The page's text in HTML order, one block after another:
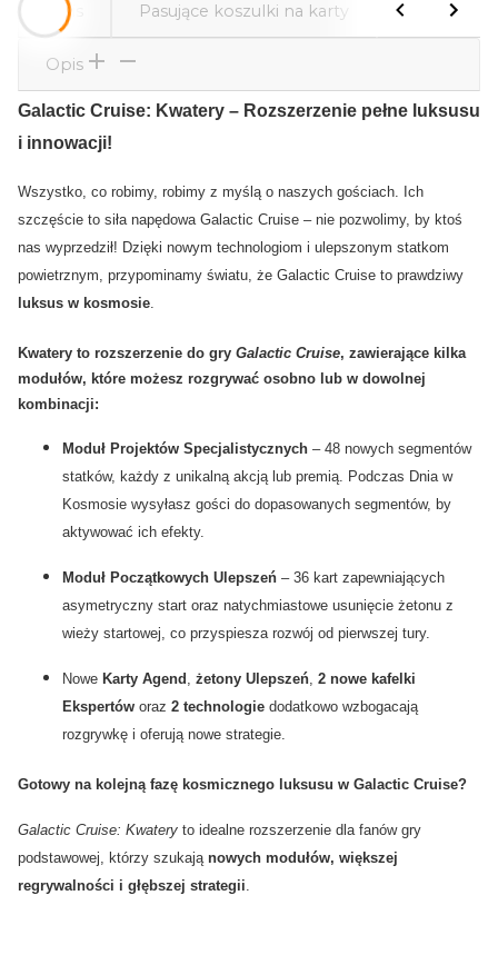
Opis Pasujące koszulki na karty
Opis
Galactic Cruise: Kwatery – Rozszerzenie pełne luksusu
i innowacji!
Wszystko, co robimy, robimy z myślą o naszych gościach. Ich
szczęście to siła napędowa Galactic Cruise – nie pozwolimy, by ktoś
nas wyprzedził! Dzięki nowym technologiom i ulepszonym statkom
powietrznym, przypominamy światu, że Galactic Cruise to prawdziwy
luksus w kosmosie
Kwatery to rozszerzenie do gry Galactic Cruise, zawierające kilka
modułów, które możesz rozgrywać osobno lub w dowolnej
kombinacji:
Moduł Projektów Specjalistycznych – 48 nowych segmentów
statków, każdy z unikalną akcją lub premią. Podczas Dnia w
Kosmosie wysyłasz gości do dopasowanych segmentów, by
aktywować ich efekty.
Moduł Początkowych Ulepszeń – 36 kart zapewniających
asymetryczny start oraz natychmiastowe usunięcie żetonu z
wieży startowej, co przyspiesza rozwój od pierwszej tury.
Nowe Karty Agend , żetony Ulepszeń, 2 nowe kafelki
Ekspertów oraz 2 technologie dodatkowo wzbogacają
rozgrywkę i oferują nowe strategie.
Gotowy na kolejną fazę kosmicznego luksusu w Galactic Cruise?
Galactic Cruise: Kwatery to idealne rozszerzenie dla fanów gry
podstawowej, którzy szukają nowych modułów, większej
regrywalności i głębszej strategii